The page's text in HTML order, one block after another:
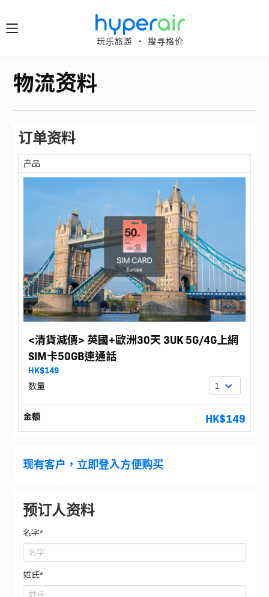
随时随
旅游
下载 HyperAir
应用程式并首
次登记，即享
HK$10 优惠迎
新礼遇！
载 App
玩乐旅游 ‧ 搜寻格价
物流资料
订单资料
产品
<清貨減價> 英國+歐洲30天 3UK 5G/4G上網
SIM卡50GB連通話
HK$149
数量
金额 HK$149
现有客户，立即登入方便购买
预订人资料
名字*
姓氏*